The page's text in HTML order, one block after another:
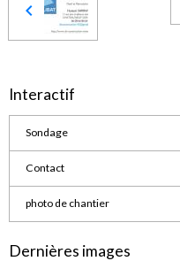
Interactif
Sondage
Contact
photo de chantier
Dernières images